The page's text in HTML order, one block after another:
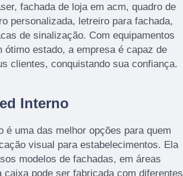
fachada de loja em acm, quadro de
personalizada, letreiro para fachada,
de sinalização. Com equipamentos
ótimo estado, a empresa é capaz de
clientes, conquistando sua confiança.
Interno
é uma das melhor opções para quem
visual para estabelecimentos. Ela
modelos de fachadas, em áreas
caixa pode ser fabricada com diferentes